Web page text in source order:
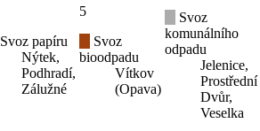
Svoz papíru
Nýtek,
Podhradí,
Zálužné
5
Svoz
bioodpadu
Vítkov
(Opava)
Svoz
komunálního
odpadu
Jelenice,
Prostřední
Dvůr,
Veselka